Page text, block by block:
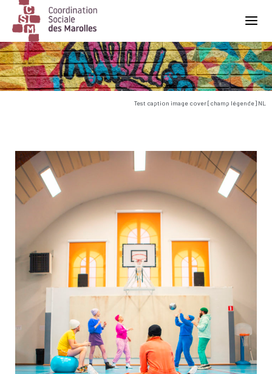
Main Navigation
Test caption image cover [champ légende] NL